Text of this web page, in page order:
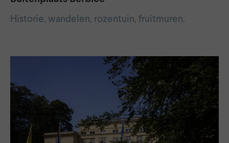
Historie, wandelen, rozentuin, fruitmuren.